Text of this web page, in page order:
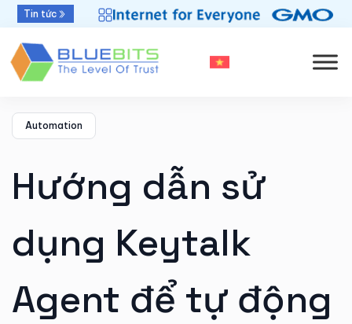
Tin tức Làm Chủ An Toàn Email Với VMC & S/MIME
Automation
Hướng dẫn sử
dụng Keytalk
Agent để tự động